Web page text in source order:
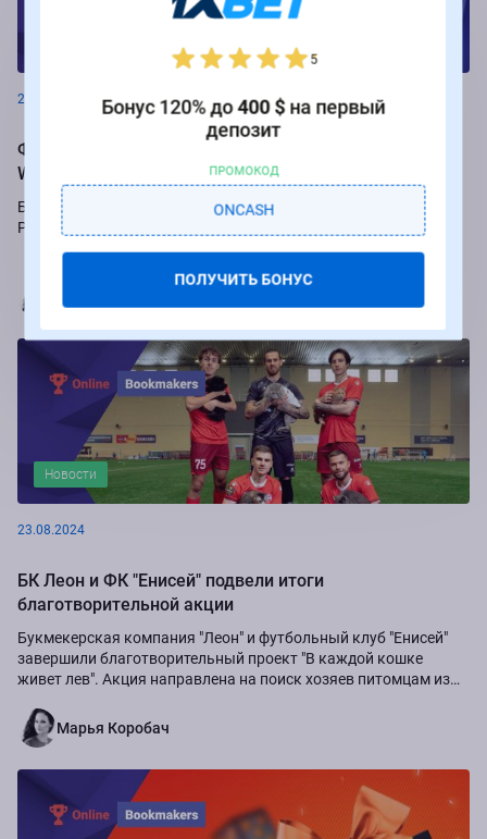
26.08.2024
Фрибеты до 250 000 рублей за ставки на РПЛ от БК
Winline
Букмекер Winline подарит бесплатные ставки за пари на игры
Российской Премьер-лиги.
Новости
23.08.2024
БК Леон и ФК "Енисей" подвели итоги
благотворительной акции
Букмекерская компания "Леон" и футбольный клуб "Енисей"
завершили благотворительный проект "В каждой кошке
живет лев". Акция направлена на поиск хозяев питомцам из
Марья Коробач
5
Бонус 120% до400 $на первый
депозит
ПРОМОКОД
ONCASH
ПОЛУЧИТЬ БОНУС